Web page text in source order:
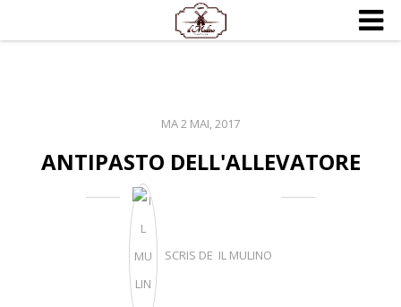
MA 2 MAI, 2017
ANTIPASTO DELL'ALLEVATORE
SCRIS DE IL MULINO